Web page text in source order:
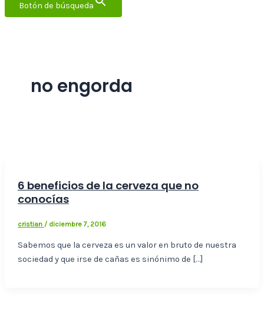
Botón de búsqueda
no engorda
6 beneficios de la cerveza que no
conocías
cristian / diciembre 7, 2016
Sabemos que la cerveza es un valor en bruto de nuestra
sociedad y que irse de cañas es sinónimo de […]